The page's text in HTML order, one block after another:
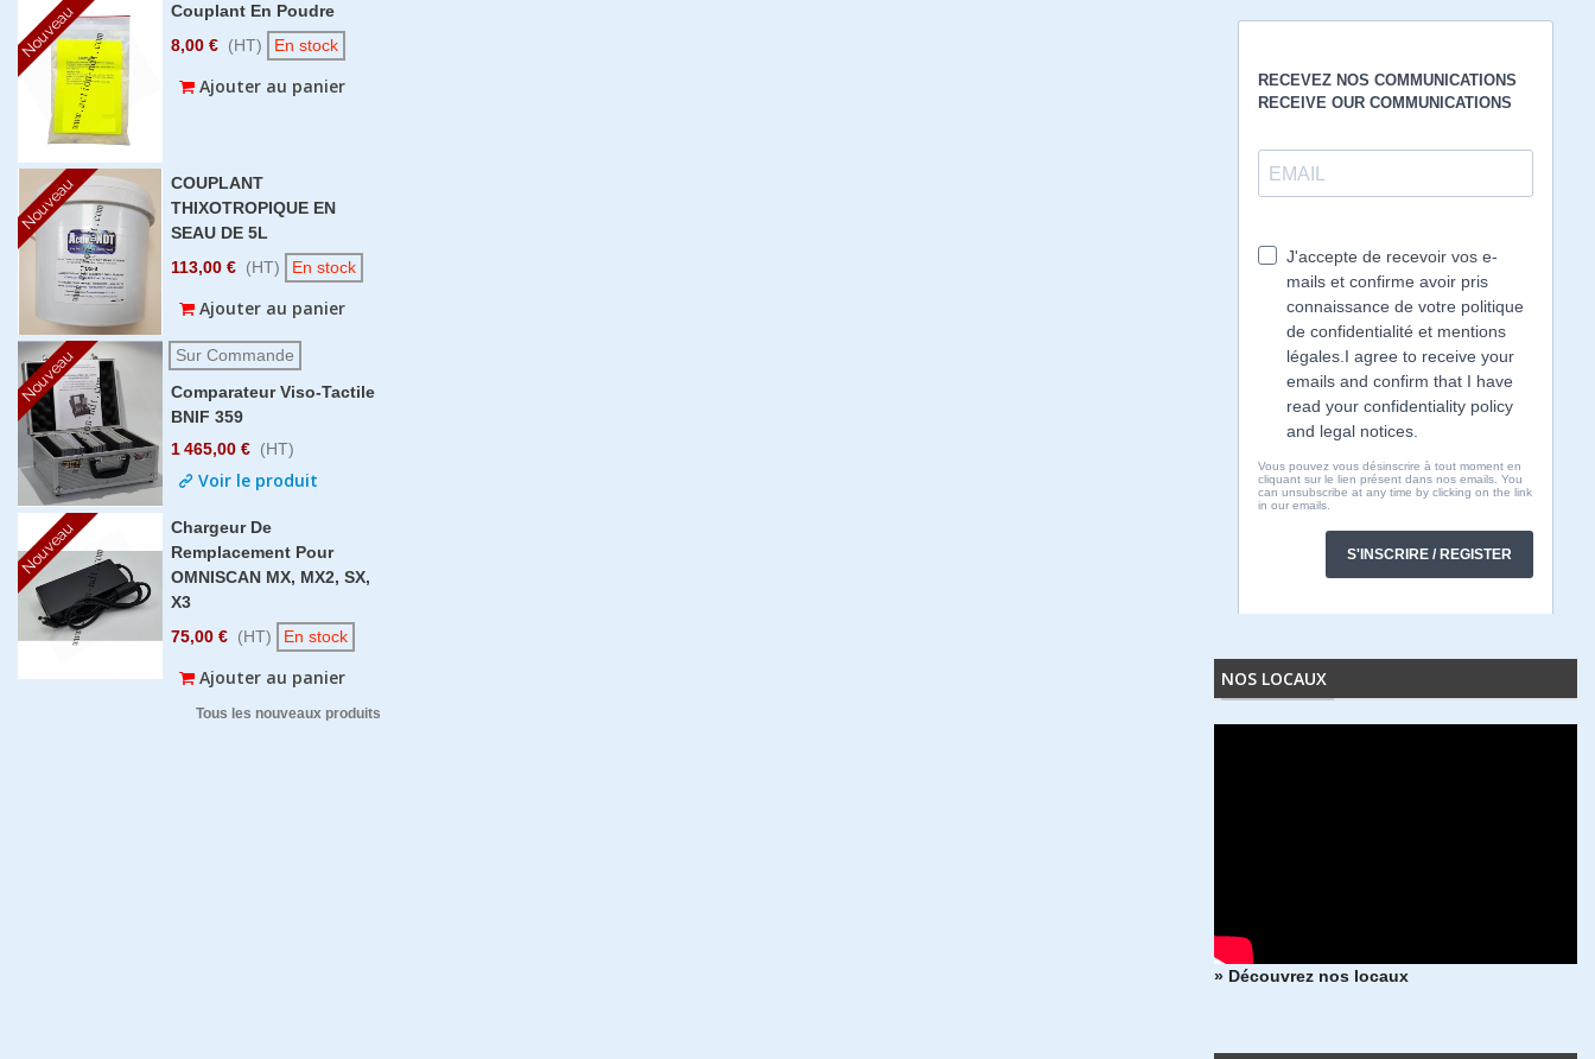
Nouveau
Couplant En Poudre
8,00 € (HT) En stock
Ajouter au panier
Nouveau
COUPLANT
THIXOTROPIQUE EN
SEAU DE 5L
113,00 € (HT) En stock
Ajouter au panier
Nouveau
Sur Commande
Comparateur Viso-Tactile
BNIF 359
1 465,00 € (HT)
Voir le produit
Nouveau
Chargeur De
Remplacement Pour
OMNISCAN MX, MX2, SX,
X3
75,00 € (HT) En stock
Ajouter au panier
Tous les nouveaux produits
NOS LOCAUX
» Découvrez nos locaux